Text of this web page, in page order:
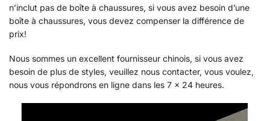
n’inclut pas de boîte à chaussures, si vous avez besoin d’une
boîte à chaussures, vous devez compenser la différence de
prix!
Nous sommes un excellent fournisseur chinois, si vous avez
besoin de plus de styles, veuillez nous contacter, vous voulez,
nous vous répondrons en ligne dans les 7 x 24 heures.